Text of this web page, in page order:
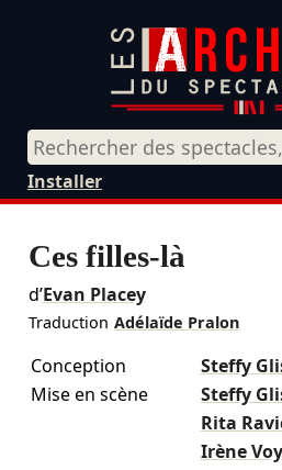
Installer
Ces filles-là
d’Evan Placey
Traduction Adélaïde Pralon
Conception
Steffy
Mise en scène
Steffy
Rita
Irène